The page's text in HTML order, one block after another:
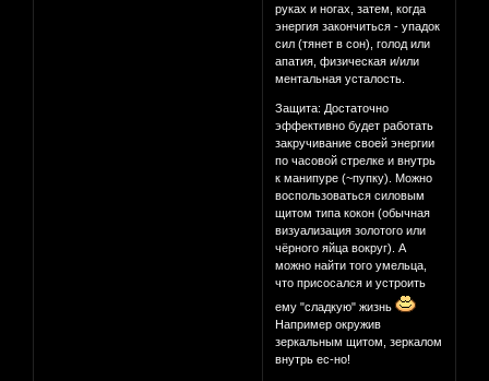
руках и ногах, затем, когда
энергия закончиться - упадок
сил (тянет в сон), голод или
апатия, физическая и/или
ментальная усталость.
Защита: Достаточно
эффективно будет работать
закручивание своей энергии
по часовой стрелке и внутрь
к манипуре (~пупку). Можно
воспользоваться силовым
щитом типа кокон (обычная
визуализация золотого или
чёрного яйца вокруг). А
можно найти того умельца,
что присосался и устроить
ему "сладкую" жизнь
Например окружив
зеркальным щитом, зеркалом
внутрь ес-но!